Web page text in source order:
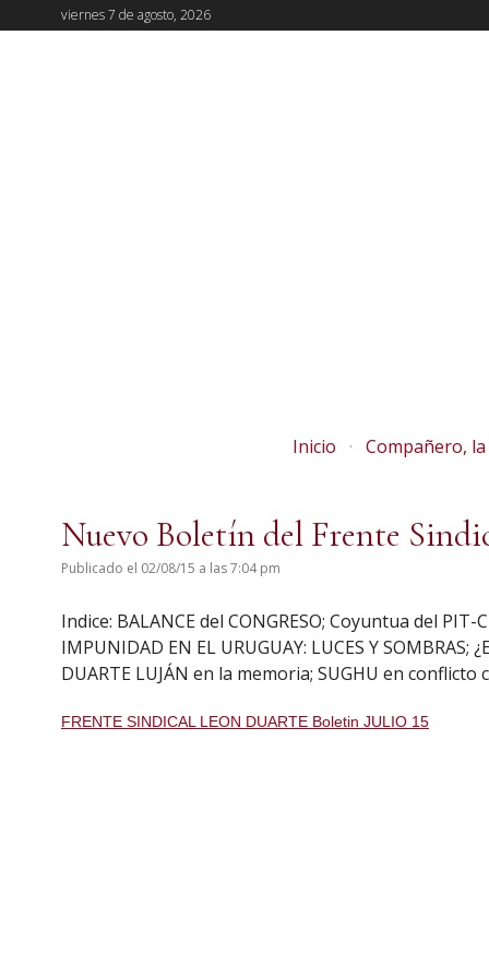
viernes 7 de agosto, 2026
Inicio Compañero,
Nuevo Boletín del Frente
Publicado el 02/08/15 a las 7:04 pm
Indice: BALANCE del CONGRESO; Coyuntua del PIT-
IMPUNIDAD EN EL URUGUAY: LUCES Y SOMBRAS;
DUARTE LUJÁN en la memoria; SUGHU en conflicto
FRENTE SINDICAL LEON DUARTE Boletin JULIO 15